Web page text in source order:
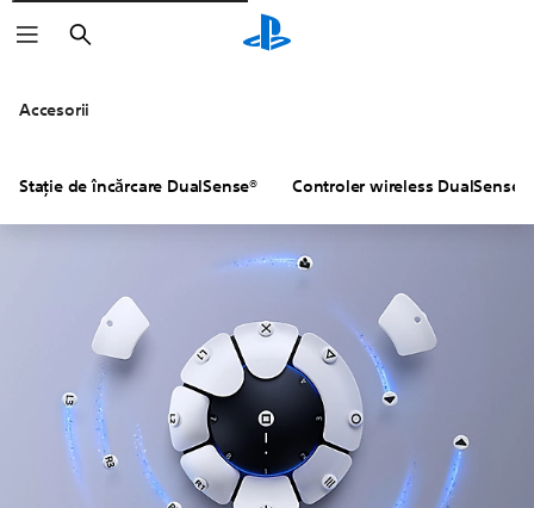
Accesorii
Stație de încărcare DualSense® Controler wireless DualSense